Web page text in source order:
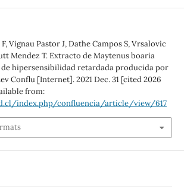
Vignau Pastor J, Dathe Campos S, Vrsalovic
Mendez T. Extracto de Maytenus boaria
hipersensibilidad retardada producida por
Conflu [Internet]. 2021 Dec. 31 [cited 2026
from:
index.php/confluencia/article/view/617